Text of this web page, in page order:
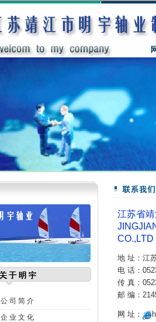
公 司 简 介
企 业 文 化
江苏省
CO.,LTD
地 址：江
电 话：
传 真：
邮 编：
网 址：